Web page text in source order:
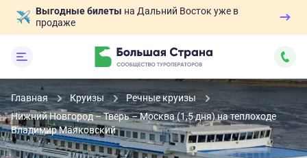
Выгодные билеты на Дальний Восток уже в
продаже
Главная Круизы
Речные круизы
Нижний Новгород – Тверь – Москва (1,5 дня) на теплоходе
Владимир Маяковский